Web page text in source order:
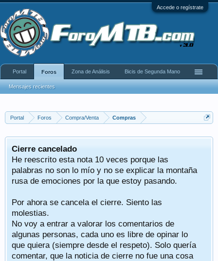
Accede o regístrate
Portal Foros Compra/Venta Compras
Cierre cancelado
He reescrito esta nota 10 veces porque las
palabras no son lo mío y no se explicar la montaña
rusa de emociones por la que estoy pasando.
Por ahora se cancela el cierre. Siento las
molestias.
No voy a entrar a valorar los comentarios de
algunas personas, cada uno es libre de opinar lo
que quiera (siempre desde el respeto). Solo quería
comentar, que la noticia de cierre no fue una cosa
Portal Foros
Mensajes recientes
Zona de Análisis Bicis de Segunda Mano